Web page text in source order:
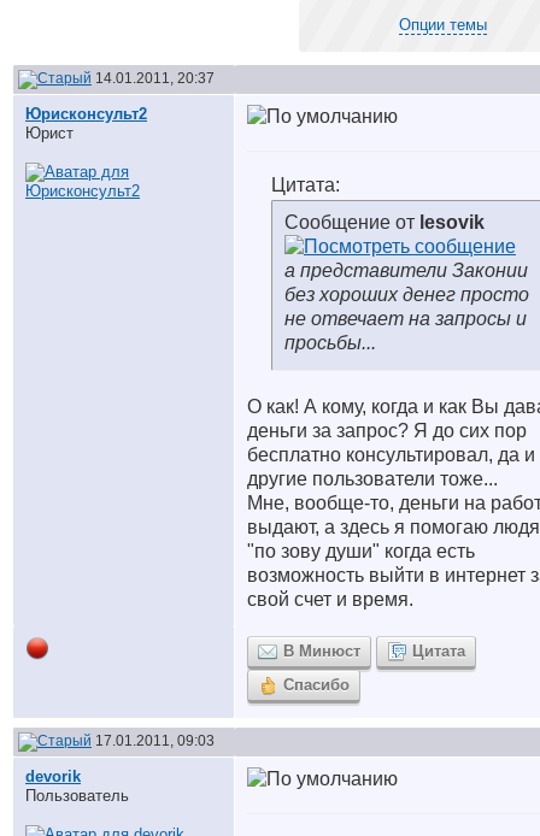
Опции темы
14.01.2011, 20:37
Юрисконсульт2
Юрист
Цитата:
Сообщение от lesovik
а представители Законии
без хороших денег просто
не отвечает на запросы и
просьбы...
О как! А кому, когда и как Вы
деньги за запрос? Я до сих пор
бесплатно консультировал, да и
другие пользователи тоже...
Мне, вообще-то, деньги на
выдают, а здесь я помогаю
"по зову души" когда есть
возможность выйти в интернет
свой счет и время.
В Минюст
Цитата
Спасибо
17.01.2011, 09:03
devorik
Пользователь